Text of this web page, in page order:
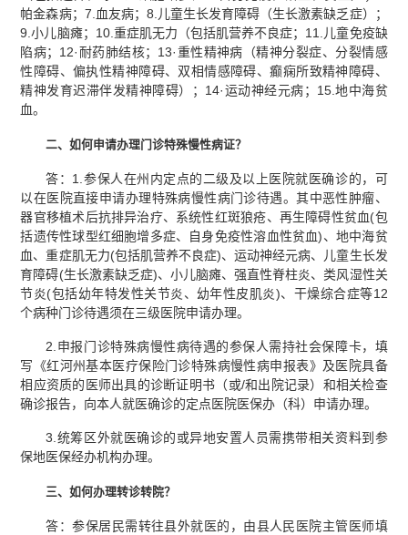
帕金森病；7.血友病；8.儿童生长发育障碍（生长激素缺乏症）；
9.小儿脑瘫；10.重症肌无力（包括肌营养不良症；11.儿童免疫缺
陷病；12·耐药肺结核；13·重性精神病（精神分裂症、分裂情感
性障碍、偏执性精神障碍、双相情感障碍、癫痫所致精神障碍、
精神发育迟滞伴发精神障碍）；14·运动神经元病；15.地中海贫
血。
二、如何申请办理门诊特殊慢性病证？
答：1.参保人在州内定点的二级及以上医院就医确诊的，可
以在医院直接申请办理特殊病慢性病门诊待遇。其中恶性肿瘤、
器官移植术后抗排异治疗、系统性红斑狼疮、再生障碍性贫血(包
括遗传性球型红细胞增多症、自身免疫性溶血性贫血)、地中海贫
血、重症肌无力(包括肌营养不良症)、运动神经元病、儿童生长发
育障碍(生长激素缺乏症)、小儿脑瘫、强直性脊柱炎、类风湿性关
节炎(包括幼年特发性关节炎、幼年性皮肌炎)、干燥综合症等12
个病种门诊待遇须在三级医院申请办理。
2.申报门诊特殊病慢性病待遇的参保人需持社会保障卡，填
写《红河州基本医疗保险门诊特殊病慢性病申报表》及医院具备
相应资质的医师出具的诊断证明书（或/和出院记录）和相关检查
确诊报告，向本人就医确诊的定点医院医保办（科）申请办理。
3.统筹区外就医确诊的或异地安置人员需携带相关资料到参
保地医保经办机构办理。
三、如何办理转诊转院？
答：参保居民需转往县外就医的，由县人民医院主管医师填